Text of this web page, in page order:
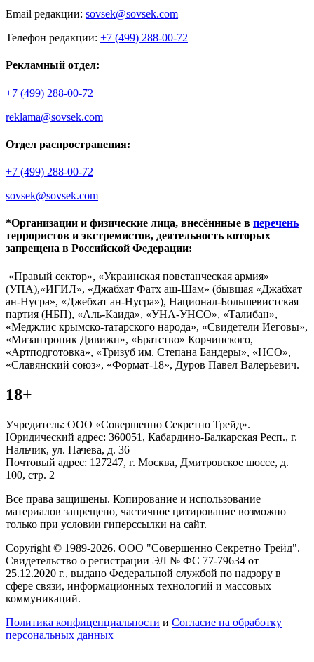
Email редакции: sovsek@sovsek.com
Телефон редакции: +7 (499) 288-00-72
Рекламный отдел:
+7 (499) 288-00-72
reklama@sovsek.com
Отдел распространения:
+7 (499) 288-00-72
sovsek@sovsek.com
*Организации и физические лица, внесённные в перечень
террористов и экстремистов, деятельность которых
запрещена в Российской Федерации:
«Правый сектор», «Украинская повстанческая армия»
(УПА),«ИГИЛ», «Джабхат Фатх аш-Шам» (бывшая «Джабхат
ан-Нусра», «Джебхат ан-Нусра»), Национал-Большевистская
партия (НБП), «Аль-Каида», «УНА-УНСО», «Талибан»,
«Меджлис крымско-татарского народа», «Свидетели Иеговы»,
«Мизантропик Дивижн», «Братство» Корчинского,
«Артподготовка», «Тризуб им. Степана Бандеры», «НСО»,
«Славянский союз», «Формат-18», Дуров Павел Валерьевич.
18+
Учредитель: ООО «Совершенно Секретно Трейд».
Юридический адрес: 360051, Кабардино-Балкарская Респ., г.
Нальчик, ул. Пачева, д. 36
Почтовый адрес: 127247, г. Москва, Дмитровское шоссе, д.
100, стр. 2
Все права защищены. Копирование и использование
материалов запрещено, частичное цитирование возможно
только при условии гиперссылки на сайт.
Copyright © 1989-2026. ООО "Совершенно Секретно Трейд".
Свидетельство о регистрации ЭЛ № ФС 77-79634 от
25.12.2020 г., выдано Федеральной службой по надзору в
сфере связи, информационных технологий и массовых
коммуникаций.
Политика конфиценциальности и Согласие на обработку
персональных данных